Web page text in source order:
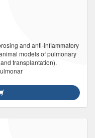
and anti-inflammatory
models of pulmonary
transplantation).